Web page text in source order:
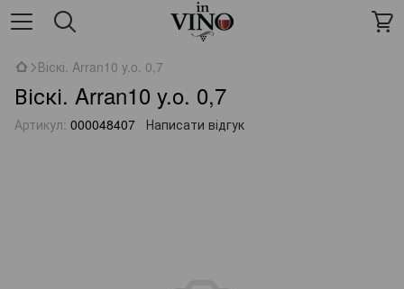
Віскі. Arran10 y.o. 0,7
Віскі. Arran10 y.o. 0,7
Артикул: 000048407 Написати відгук